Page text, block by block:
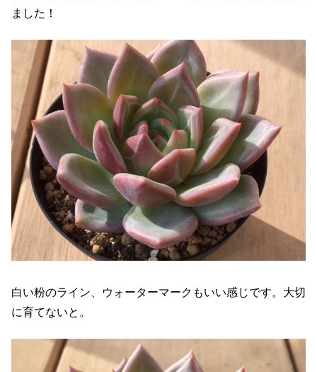
ました！
白い粉のライン、ウォーターマークもいい感じです。大切
に育てないと。